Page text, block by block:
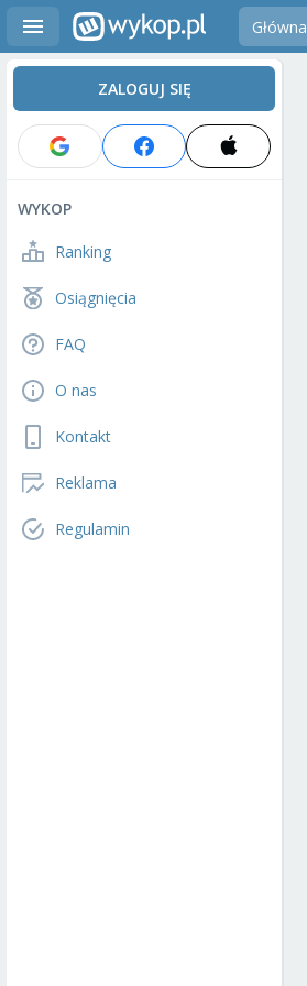
Główna
ZALOGUJ SIĘ
WYKOP
Ranking
Osiągnięcia
FAQ
O nas
Kontakt
Reklama
Regulamin